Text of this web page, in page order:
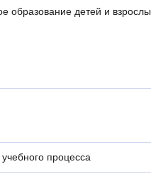
образование детей и
процесса